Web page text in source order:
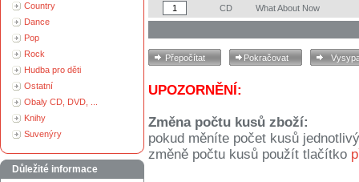
Country
Dance
Pop
Rock
Hudba pro děti
Ostatní
Obaly CD, DVD, ...
Knihy
Suvenýry
Důležité informace
CD
What About Now
UPOZORNĚNÍ:
Změna počtu kusů zboží:
pokud měníte počet kusů
změně počtu kusů použít tlačítko